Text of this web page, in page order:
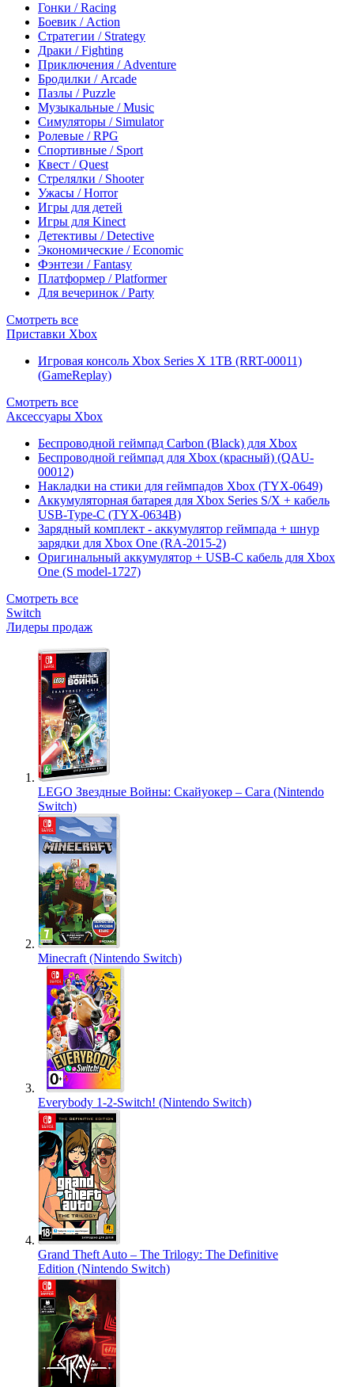
Гонки / Racing
Боевик / Action
Стратегии / Strategy
Драки / Fighting
Приключения / Adventure
Бродилки / Arcade
Пазлы / Puzzle
Музыкальные / Music
Симуляторы / Simulator
Ролевые / RPG
Спортивные / Sport
Квест / Quest
Стрелялки / Shooter
Ужасы / Horror
Игры для детей
Игры для Kinect
Детективы / Detective
Экономические / Economic
Фэнтези / Fantasy
Платформер / Platformer
Для вечеринок / Party
Смотреть все
Приставки Xbox
Игровая консоль Xbox Series X 1TB (RRT-00011)
(GameReplay)
Смотреть все
Аксессуары Xbox
Беспроводной геймпад Carbon (Black) для Xbox
Беспроводной геймпад для Xbox (красный) (QAU-
00012)
Накладки на стики для геймпадов Xbox (TYX-0649)
Аккумуляторная батарея для Xbox Series S/X + кабель
USB-Type-C (TYX-0634B)
Зарядный комплект - аккумулятор геймпада + шнур
зарядки для Xbox One (RA-2015-2)
Оригинальный аккумулятор + USB-C кабель для Xbox
One (S model-1727)
Смотреть все
Switch
Лидеры продаж
LEGO Звездные Войны: Скайуокер – Сага (Nintendo
Switch)
Minecraft (Nintendo Switch)
Everybody 1-2-Switch! (Nintendo Switch)
Grand Theft Auto – The Trilogy: The Definitive
Edition (Nintendo Switch)